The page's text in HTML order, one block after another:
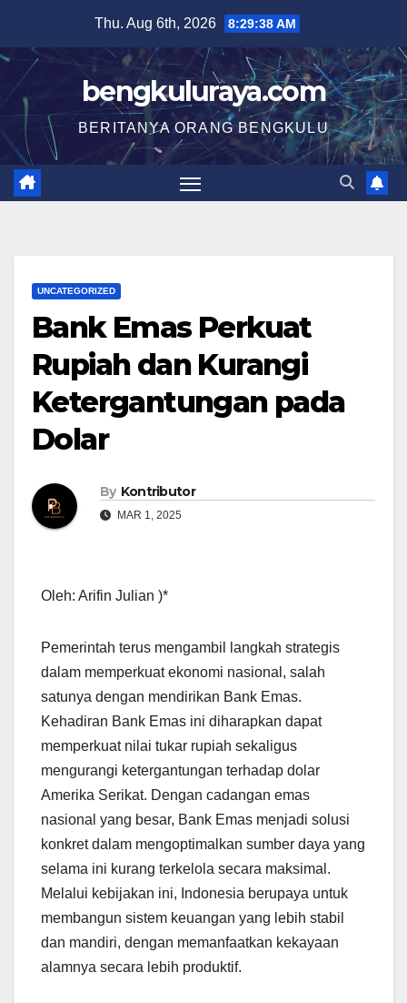
content
Thu. Aug 6th, 2026 8:29:39 AM
bengkuluraya.com
BERITANYA ORANG BENGKULU
UNCATEGORIZED
Bank Emas Perkuat
Rupiah dan Kurangi
Ketergantungan pada
Dolar
By Kontributor
MAR 1, 2025
Oleh: Arifin Julian )*
Pemerintah terus mengambil langkah strategis
dalam memperkuat ekonomi nasional, salah
satunya dengan mendirikan Bank Emas.
Kehadiran Bank Emas ini diharapkan dapat
memperkuat nilai tukar rupiah sekaligus
mengurangi ketergantungan terhadap dolar
Amerika Serikat. Dengan cadangan emas
nasional yang besar, Bank Emas menjadi solusi
konkret dalam mengoptimalkan sumber daya yang
selama ini kurang terkelola secara maksimal.
Melalui kebijakan ini, Indonesia berupaya untuk
membangun sistem keuangan yang lebih stabil
dan mandiri, dengan memanfaatkan kekayaan
alamnya secara lebih produktif.